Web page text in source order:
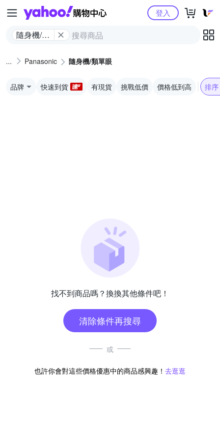
Yahoo購物中心
隨身機/類
登入
Panasonic 隨身機/類單眼
品牌 快速到貨 有現貨 挑戰低價 價格低到高 排序
找不到商品嗎？換換其他條件吧！
清除條件再搜尋
或
也許你會對這些價格優惠中的商品感興趣！ 去逛逛